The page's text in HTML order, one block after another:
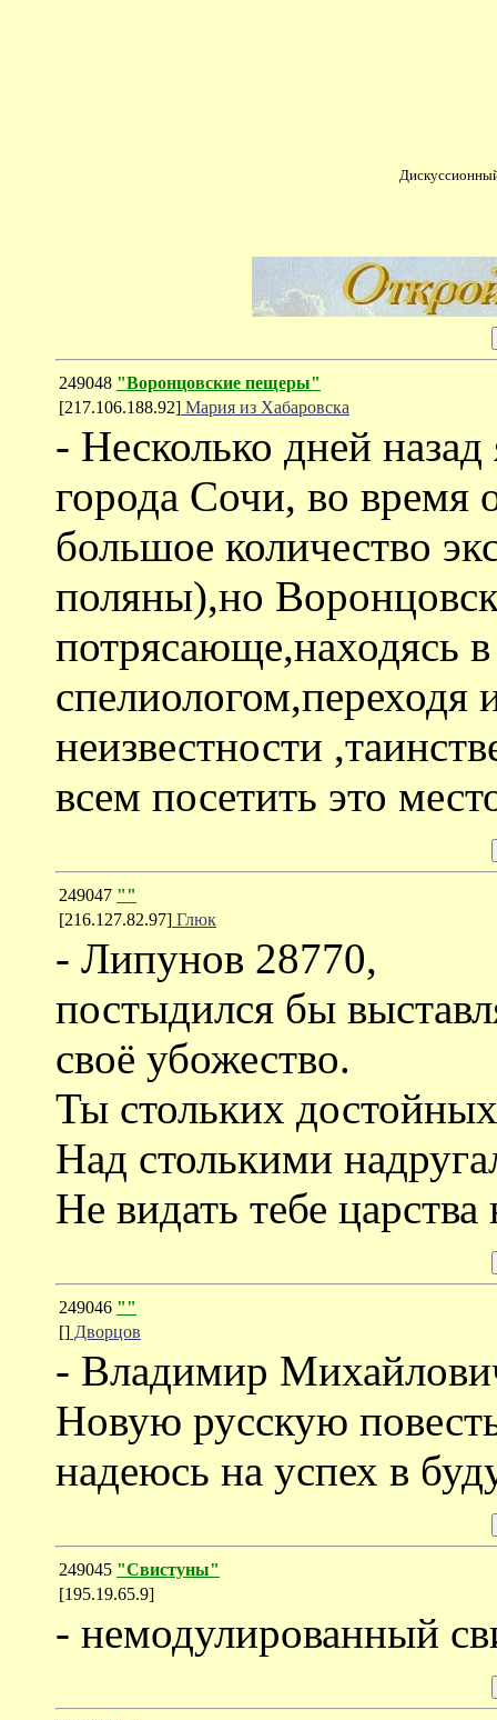
249048 "Воронцовские пещеры"
[217.106.188.92] Мария из Хабаровска
- Несколько дней назад
города Сочи, во время
большое количество
поляны),но
потрясающе,находясь
спелиологом,переходя
неизвестности
всем посетить это
249047 ""
[216.127.82.97] Глюк
- Липунов 28770,
постыдился бы
своё убожество.
Ты стольких
Над столькими
Не видать тебе
249046 ""
[] Дворцов
- Владимир
Новую русскую
надеюсь на успех в
249045 "Свистуны"
[195.19.65.9]
- немодулированный